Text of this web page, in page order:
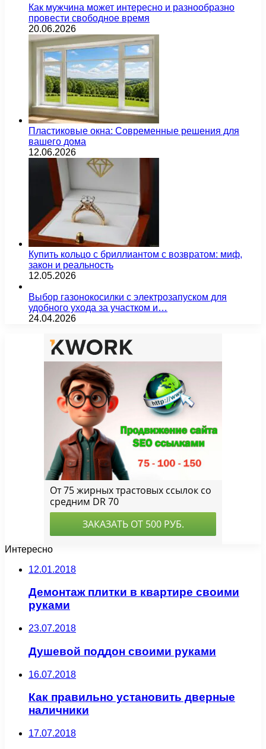
Как мужчина может интересно и разнообразно
провести свободное время
20.06.2026
Пластиковые окна: Современные решения для
вашего дома
12.06.2026
Купить кольцо с бриллиантом с возвратом: миф,
закон и реальность
12.05.2026
Выбор газонокосилки с электрозапуском для
удобного ухода за участком и…
24.04.2026
Интересно
12.01.2018
Демонтаж плитки в квартире своими
руками
23.07.2018
Душевой поддон своими руками
16.07.2018
Как правильно установить дверные
наличники
17.07.2018